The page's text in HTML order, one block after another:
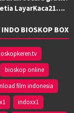
LayarKaca21….
BIOSKOP BOX
bioskop online
film indonesia
indoxx1